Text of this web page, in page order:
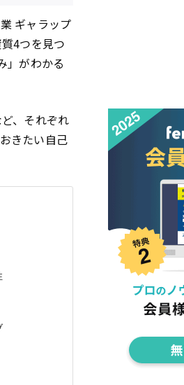
ギャラップ
4つを見つ
」がわかる
、それぞれ
きたい自己